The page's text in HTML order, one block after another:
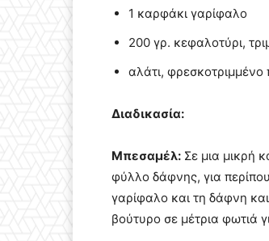
1 καρφάκι γαρίφαλο
200 γρ. κεφαλοτύρι,
αλάτι, φρεσκοτριμμένο
Διαδικασία:
Μπεσαμέλ: Σε μια μικρή
φύλλο δάφνης, για
γαρίφαλο και τη δάφνη
βούτυρο σε μέτρια φωτιά